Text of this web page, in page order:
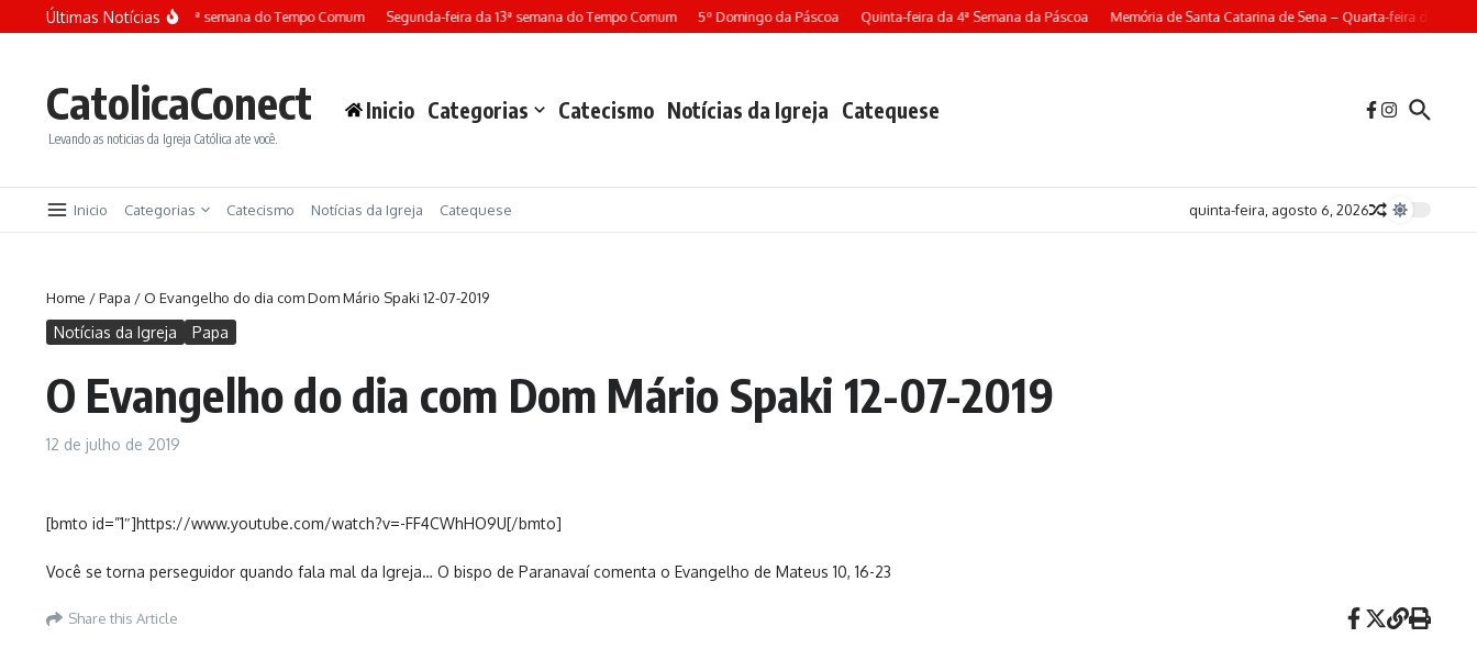
Ir para o conteúdo
Últimas Notícias
Terça-feira da 13ª semana do Tempo Comum Segunda-feira da 13ª semana do Tempo Comum 5º Domingo da Páscoa Quinta-feira da 4ª Semana da Páscoa Memória de Santa Catarina de Sena – Quarta-feira da 4ª
CatolicaConect
Levando as noticias da Igreja Católica ate você.
Inicio Categorias Catecismo Notícias da Igreja Catequese
Inicio Categorias Catecismo Notícias da Igreja Catequese quinta-feira, agosto 6, 2026
Home /Papa /O Evangelho do dia com Dom Mário Spaki 12-07-2019
Notícias da Igreja Papa
O Evangelho do dia com Dom Mário Spaki 12-07-2019
12 de julho de 2019
[bmto id=”1″]https://www.youtube.com/watch?v=-FF4CWhHO9U[/bmto]
Você se torna perseguidor quando fala mal da Igreja… O bispo de Paranavaí comenta o Evangelho de Mateus 10, 16-23
Share this Article